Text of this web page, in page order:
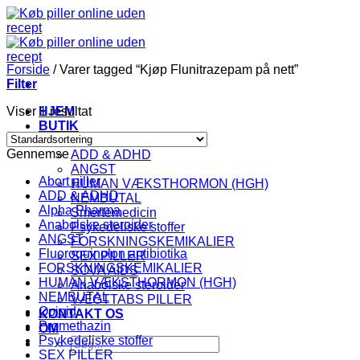
Fortsæt
til
indhold
HJEM
BUTIK
KATEGORI
ADD & ADHD
ANGST
HUMAN VÆKSTHORMON (HGH)
NEMBUTAL
Smertemedicin
Psykedeliske stoffer
FORSKNINGSKEMIKALIER
SEX PILLER
SOVA AIDS
Anabolske steroider
VÆGTTABS PILLER
KONTAKT OS
OM
Søg
efter:
Forside /Varer tagged “Kjøp Flunitrazepam på nett”
Filter
Viser 1 resultat
Gennemse
Abort piller
ADD & ADHD
Alpha Pharma
Anabolske steroider
ANGST
Fluoroquinolon antibiotika
FORSKNINGSKEMIKALIER
HUMAN VÆKSTHORMON (HGH)
NEMBUTAL
Opioid
Promethazin
Psykedeliske stoffer
SEX PILLER